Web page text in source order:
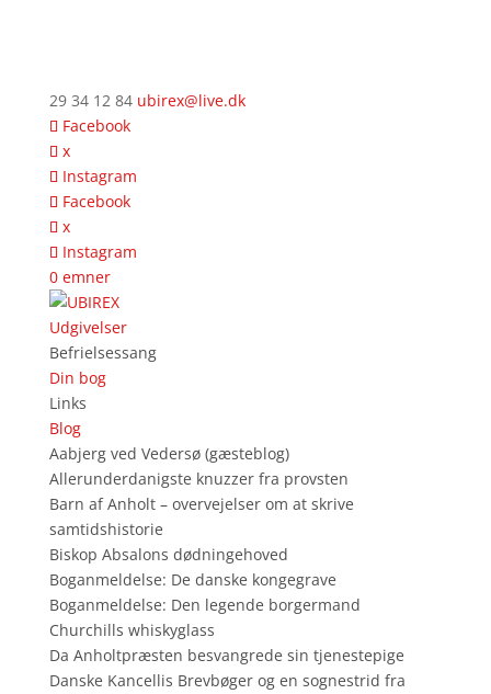
29 34 12 84 ubirex@live.dk
Facebook
x
Instagram
Facebook
x
Instagram
0 emner
Udgivelser
Befrielsessang
Din bog
Links
Blog
Aabjerg ved Vedersø (gæsteblog)
Allerunderdanigste knuzzer fra provsten
Barn af Anholt – overvejelser om at skrive
samtidshistorie
Biskop Absalons dødningehoved
Boganmeldelse: De danske kongegrave
Boganmeldelse: Den legende borgermand
Churchills whiskyglass
Da Anholtpræsten besvangrede sin tjenestepige
Danske Kancellis Brevbøger og en sognestrid fra